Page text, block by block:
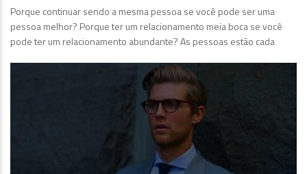
Porque continuar sendo a mesma pessoa se você pode ser uma
pessoa melhor? Porque ter um relacionamento meia boca se você
pode ter um relacionamento abundante? As pessoas estão cada